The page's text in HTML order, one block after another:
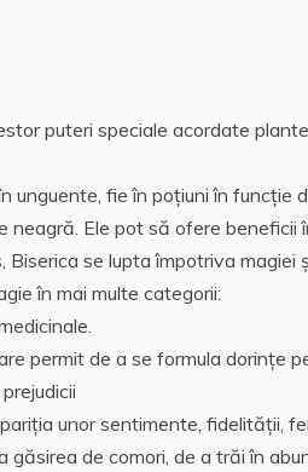
puteri speciale acordate
fie în poţiuni în funcție
neagră. Ele pot să ofere
se lupta împotriva magiei
în mai multe categorii:
permit de a se formula dorințe
unor sentimente, fidelităţii,
găsirea de comori, de a trăi în